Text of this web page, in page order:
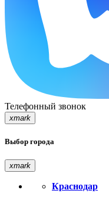
Телефонный звонок
xmark
Выбор города
xmark
Краснодар